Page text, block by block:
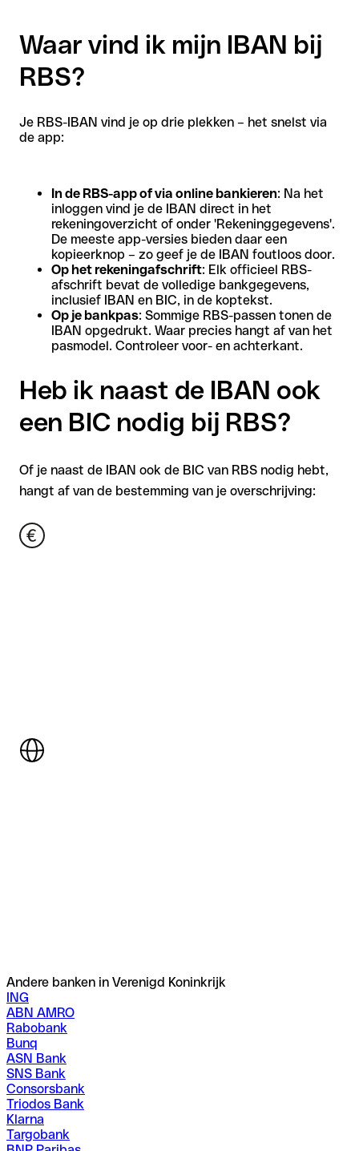
Waar vind ik mijn IBAN bij
RBS?
Je RBS-IBAN vind je op drie plekken – het snelst via
de app:
In de RBS-app of via online bankieren: Na het
inloggen vind je de IBAN direct in het
rekeningoverzicht of onder 'Rekeninggegevens'.
De meeste app-versies bieden daar een
kopieerknop – zo geef je de IBAN foutloos door.
Op het rekeningafschrift: Elk officieel RBS-
afschrift bevat de volledige bankgegevens,
inclusief IBAN en BIC, in de koptekst.
Op je bankpas: Sommige RBS-passen tonen de
IBAN opgedrukt. Waar precies hangt af van het
pasmodel. Controleer voor- en achterkant.
Heb ik naast de IBAN ook
een BIC nodig bij RBS?
Of je naast de IBAN ook de BIC van RBS nodig hebt,
hangt af van de bestemming van je overschrijving:
Andere banken in Verenigd Koninkrijk
ING
ABN AMRO
Rabobank
Bunq
ASN Bank
SNS Bank
Consorsbank
Triodos Bank
Klarna
Targobank